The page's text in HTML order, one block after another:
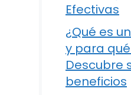
Efectivas
¿Qué es
y para
Descubre
beneficios